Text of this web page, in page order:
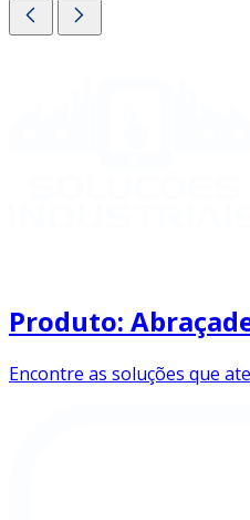
Produto:
Encontre as soluções que